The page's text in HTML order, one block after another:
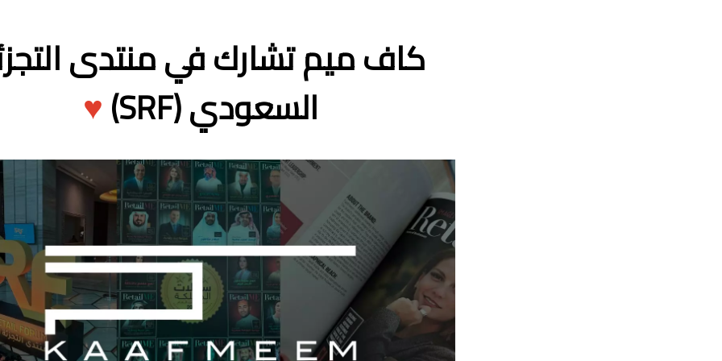
كاف ميم تشارك في منتدى
السعودي (SRF)
♥